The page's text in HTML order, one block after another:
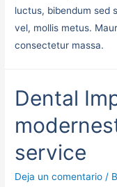
luctus, bibendum sed
vel, mollis metus.
consectetur massa.
Dental
service
Deja un comentario /